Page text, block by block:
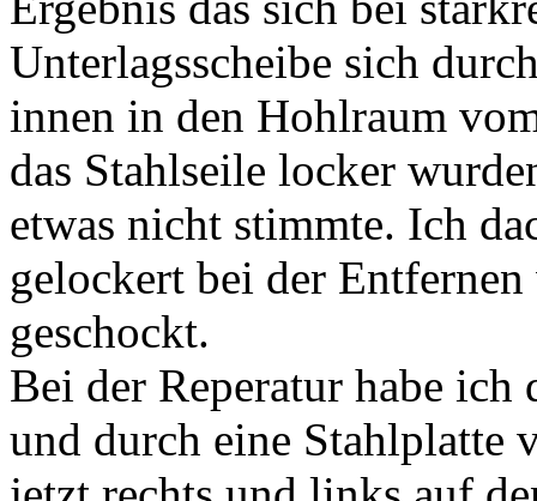
Unterlagsscheibe sich
innen in den Hohlraum
das Stahlseile locker
etwas nicht stimmte. Ich
gelockert bei der
geschockt.
Bei der Reperatur habe ich
und durch eine Stahlplatte